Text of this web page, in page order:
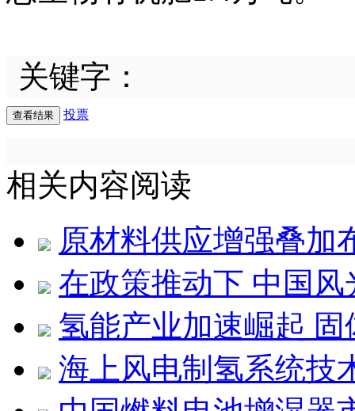
关键字：
投票
相关内容阅读
原材料供应增强叠加
在政策推动下 中国
氢能产业加速崛起
海上风电制氢系统技